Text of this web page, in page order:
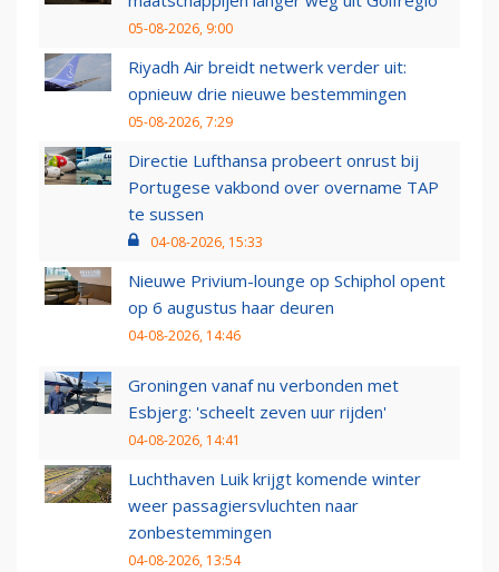
05-08-2026, 9:00
Riyadh Air breidt netwerk verder uit:
opnieuw drie nieuwe bestemmingen
05-08-2026, 7:29
Directie Lufthansa probeert onrust bij
Portugese vakbond over overname TAP
te sussen
04-08-2026, 15:33
Nieuwe Privium-lounge op Schiphol opent
op 6 augustus haar deuren
04-08-2026, 14:46
Groningen vanaf nu verbonden met
Esbjerg: 'scheelt zeven uur rijden'
04-08-2026, 14:41
Luchthaven Luik krijgt komende winter
weer passagiersvluchten naar
zonbestemmingen
04-08-2026, 13:54